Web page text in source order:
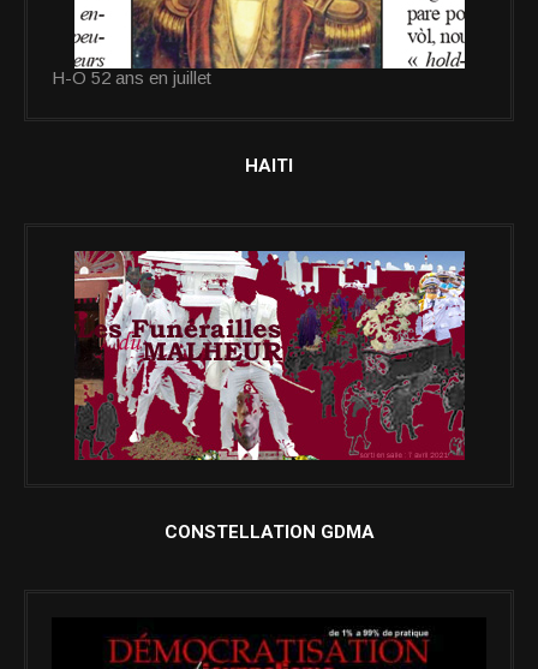
H-O 52 ans en juillet
HAITI
CONSTELLATION GDMA